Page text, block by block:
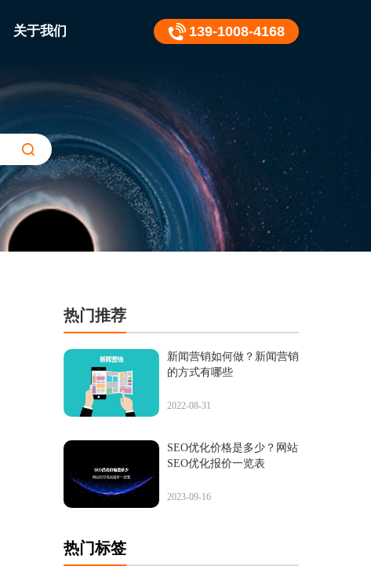
关于我们 139-1008-4168
热门推荐
新闻营销如何做？新闻营销
的方式有哪些
2022-08-31
SEO优化价格是多少？网站
SEO优化报价一览表
2023-09-16
热门标签